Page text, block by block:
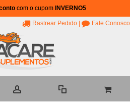
com o cupom INVERNO5
Rastrear Pedido Fale Conosco